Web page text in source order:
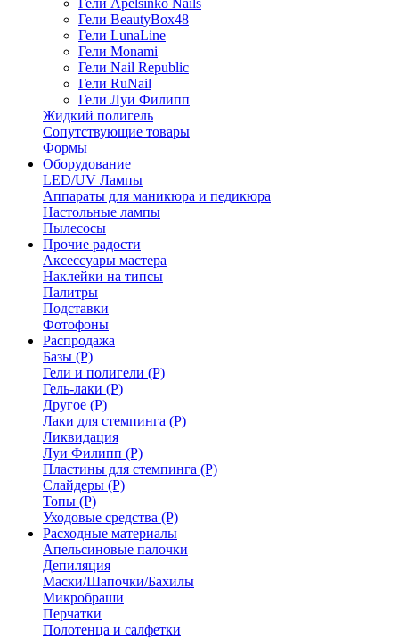
Гели Apelsinko Nails
Гели BeautyBox48
Гели LunaLine
Гели Monami
Гели Nail Republic
Гели RuNail
Гели Луи Филипп
Жидкий полигель
Сопутствующие товары
Формы
Оборудование
LED/UV Лампы
Аппараты для маникюра и педикюра
Настольные лампы
Пылесосы
Прочие радости
Аксессуары мастера
Наклейки на типсы
Палитры
Подставки
Фотофоны
Распродажа
Базы (Р)
Гели и полигели (Р)
Гель-лаки (Р)
Другое (Р)
Лаки для стемпинга (Р)
Ликвидация
Луи Филипп (Р)
Пластины для стемпинга (Р)
Слайдеры (Р)
Топы (Р)
Уходовые средства (Р)
Расходные материалы
Апельсиновые палочки
Депиляция
Маски/Шапочки/Бахилы
Микробраши
Перчатки
Полотенца и салфетки